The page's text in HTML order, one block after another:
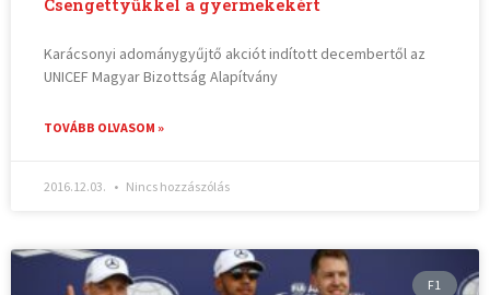
Csengettyűkkel a gyermekekért
Karácsonyi adománygyűjtő akciót indított decembertől az
UNICEF Magyar Bizottság Alapítvány
TOVÁBB OLVASOM »
2016.12.03. Nincs hozzászólás
F1